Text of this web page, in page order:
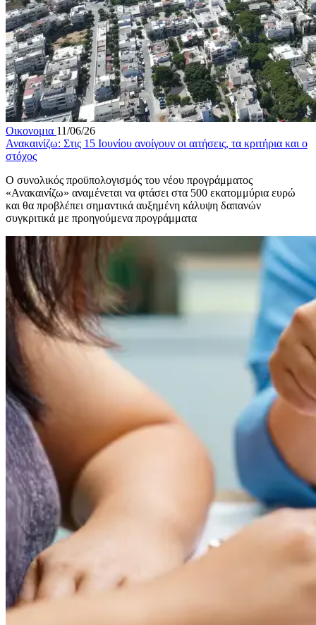
Οικονομια 11/06/26
Ανακαινίζω: Στις 15 Ιουνίου ανοίγουν οι αιτήσεις, τα κριτήρια και ο
στόχος
Ο συνολικός προϋπολογισμός του νέου προγράμματος
«Ανακαινίζω» αναμένεται να φτάσει στα 500 εκατομμύρια ευρώ
και θα προβλέπει σημαντικά αυξημένη κάλυψη δαπανών
συγκριτικά με προηγούμενα προγράμματα